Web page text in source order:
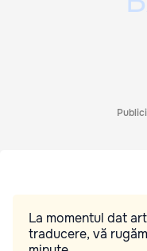
La momentul dat
traducere, vă